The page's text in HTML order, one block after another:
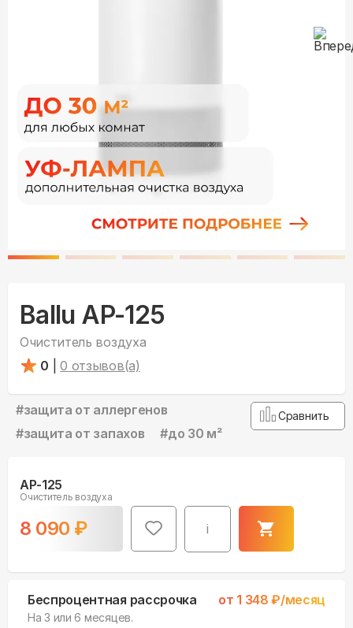
Ballu AP-125
Очиститель воздуха
0
0 отзывов(а)
#защита от аллергенов
#защита от запахов #до 30 м²
Сравнить
AP-125
Очиститель воздуха
8 090 ₽ i
Беспроцентная рассрочка от 1 348 ₽/месяц
На 3 или 6 месяцев.